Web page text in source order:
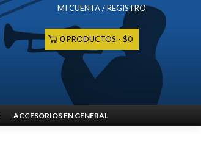
MI CUENTA / REGISTRO
0 PRODUCTOS $0
ACCESORIOS EN GENERAL